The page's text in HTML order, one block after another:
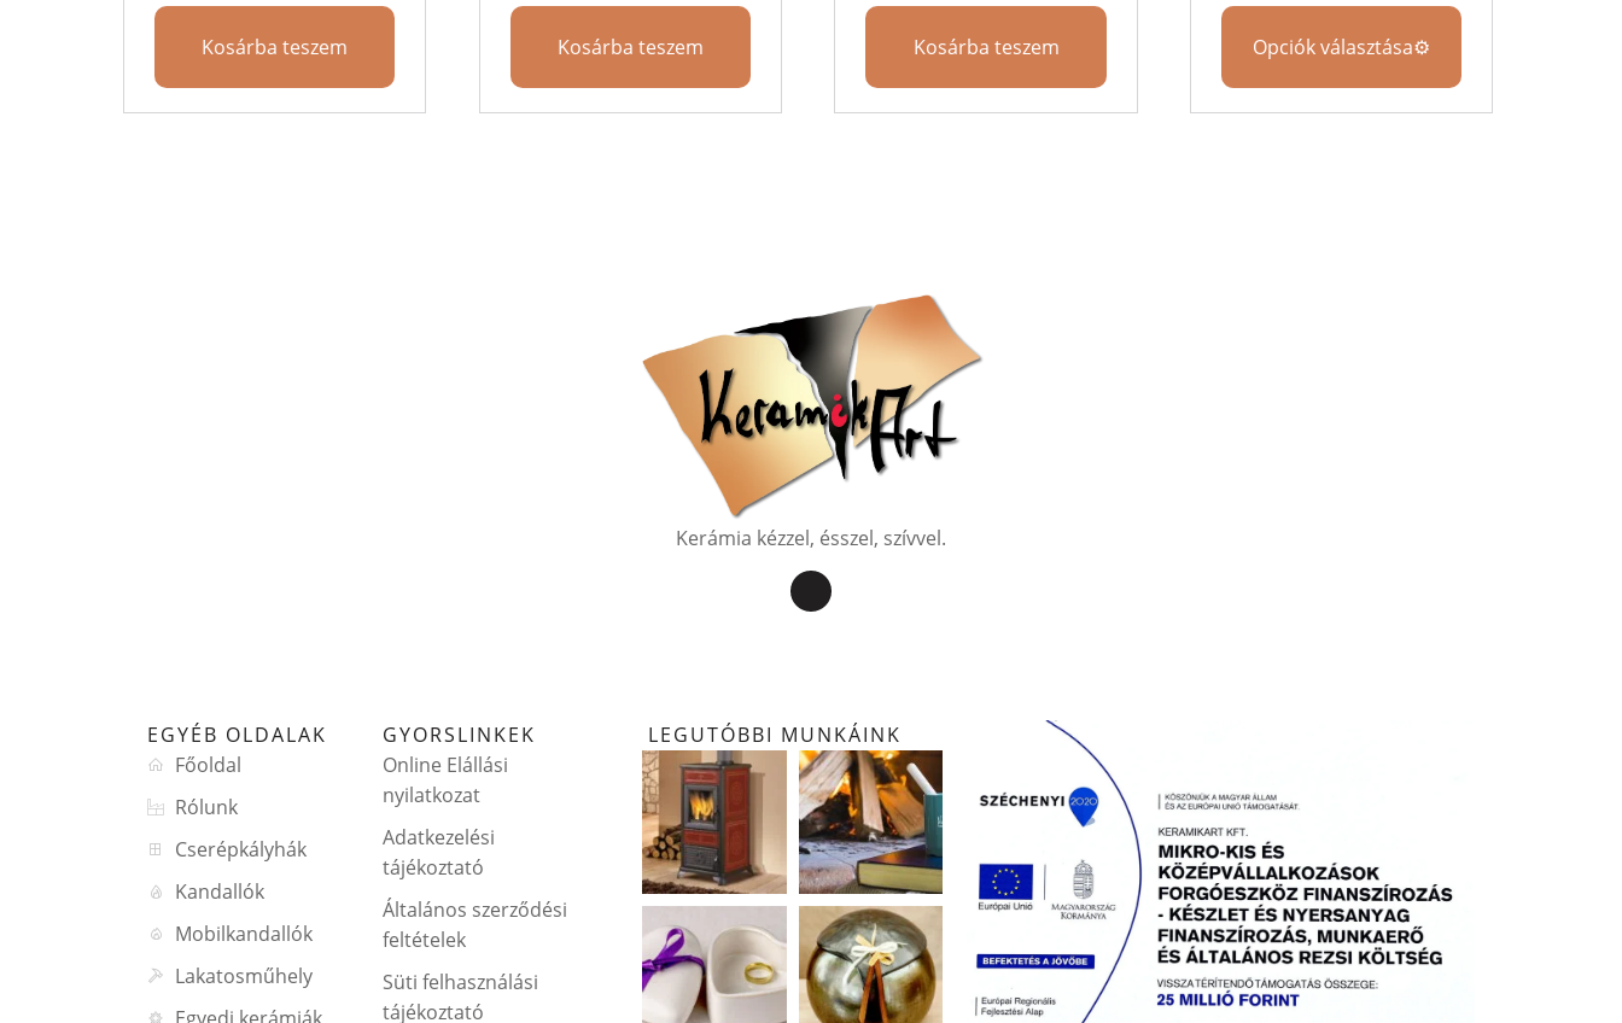
Kosárba teszem Kosárba teszem Kosárba teszem Opciók választása
Kerámia kézzel, ésszel, szívvel.
EGYÉB OLDALAK
Főoldal
Rólunk
Cserépkályhák
Kandallók
Mobilkandallók
Lakatosműhely
GYORSLINKEK
Online Elállási
nyilatkozat
Adatkezelési
tájékoztató
Általános szerződési
feltételek
Süti felhasználási
tájékoztató
LEGUTÓBBI MUNKÁINK